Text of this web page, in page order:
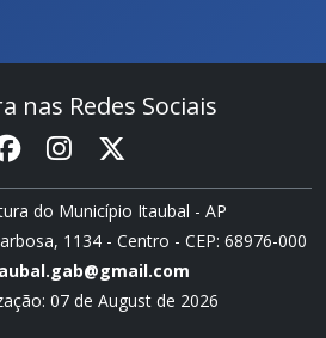
nas Redes Sociais
do Município Itaubal - AP
1134 - Centro - CEP: 68976-000
07 de August de 2026